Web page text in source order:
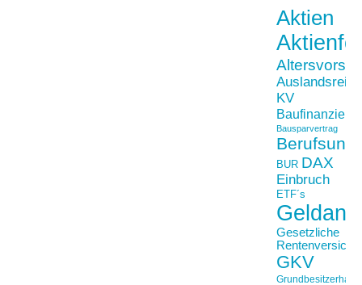
Aktien
Auslandsreise
KV
Bausparvertrag
BUR DAX
Einbruch
ETF´s
Gesetzliche
GKV